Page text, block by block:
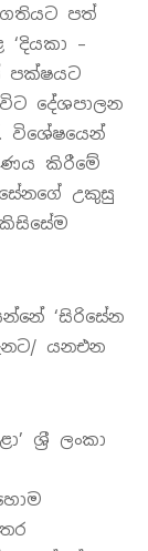
පත්
–
පක්ෂයට
දේශපාලන
විශේෂයෙන්
කිරීමේ
උකුසු
‘සිරිසේන
යනඑන
ශ‍්‍රී ලංකා